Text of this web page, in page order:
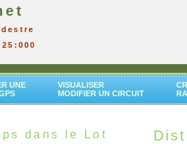
UNE
VISUALISER
MODIFIER UN CIRCUIT
dans le Lot